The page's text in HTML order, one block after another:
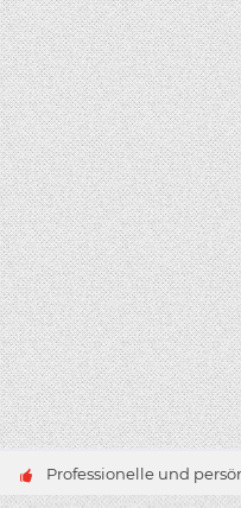
Professionelle und